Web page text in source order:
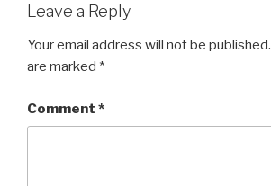
Leave a Reply
Your email address will not be published.
are marked *
Comment *